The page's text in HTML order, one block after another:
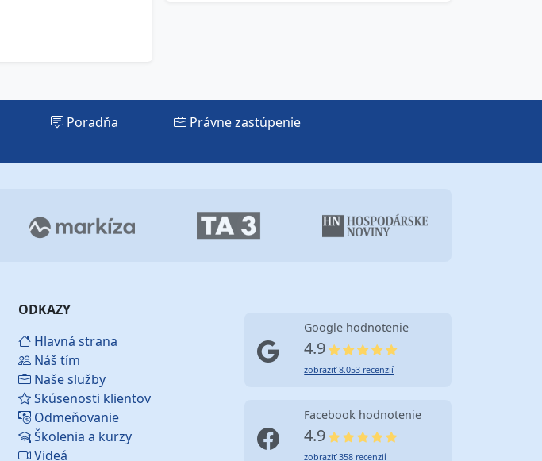
Poradňa Právne zastúpenie
ODKAZY
Hlavná strana
Náš tím
Naše služby
Skúsenosti klientov
Odmeňovanie
Školenia a kurzy
Videá
Google hodnotenie
4.9
zobraziť 8.053 recenzií
Facebook hodnotenie
4.9
zobraziť 358 recenzií